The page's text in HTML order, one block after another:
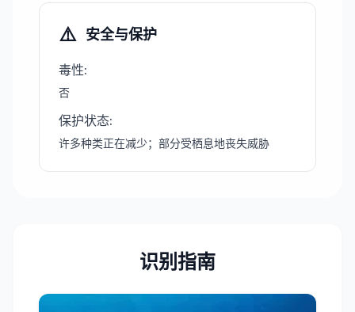
⚠️ 安全与保护
毒性:
否
保护状态:
许多种类正在减少；部分受栖息地丧失威胁
识别指南